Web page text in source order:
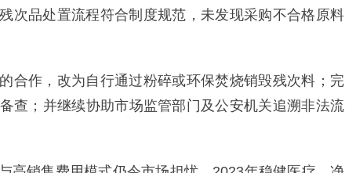
次品处置流程符合制度规范，未发现采购不合格原料
合作，改为自行通过粉碎或环保焚烧销毁残次料；完
查；并继续协助市场监管部门及公安机关追溯非法流